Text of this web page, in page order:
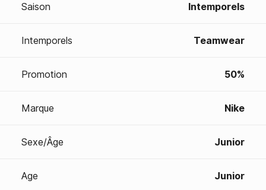
Saison Intemporels
Intemporels Teamwear
Promotion 50%
Marque Nike
Sexe/Âge Junior
Age Junior